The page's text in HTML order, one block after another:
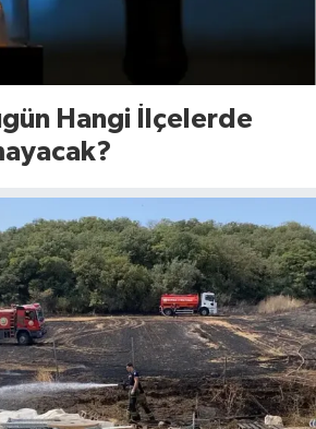
Hangi İlçelerde